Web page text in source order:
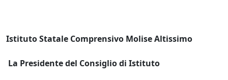
Istituto Statale Comprensivo Molise Altissimo
La Presidente del Consiglio di Istituto